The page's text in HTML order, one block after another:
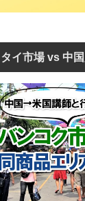
タイ市場 vs 中